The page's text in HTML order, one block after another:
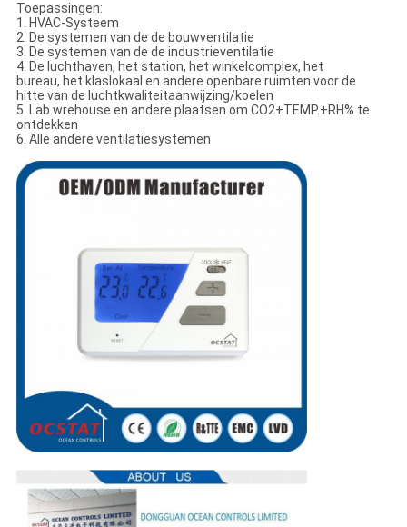
Toepassingen:
1. HVAC-Systeem
2. De systemen van de de bouwventilatie
3. De systemen van de de industrieventilatie
4. De luchthaven, het station, het winkelcomplex, het
bureau, het klaslokaal en andere openbare ruimten voor de
hitte van de luchtkwaliteitaanwijzing/koelen
5. Lab.wrehouse en andere plaatsen om CO2+TEMP.+RH% te
ontdekken
6. Alle andere ventilatiesystemen